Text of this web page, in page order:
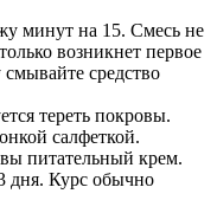
минут на 15. Смесь не
возникнет первое
смывайте средство
тереть покровы.
салфеткой.
питательный крем.
дня. Курс обычно